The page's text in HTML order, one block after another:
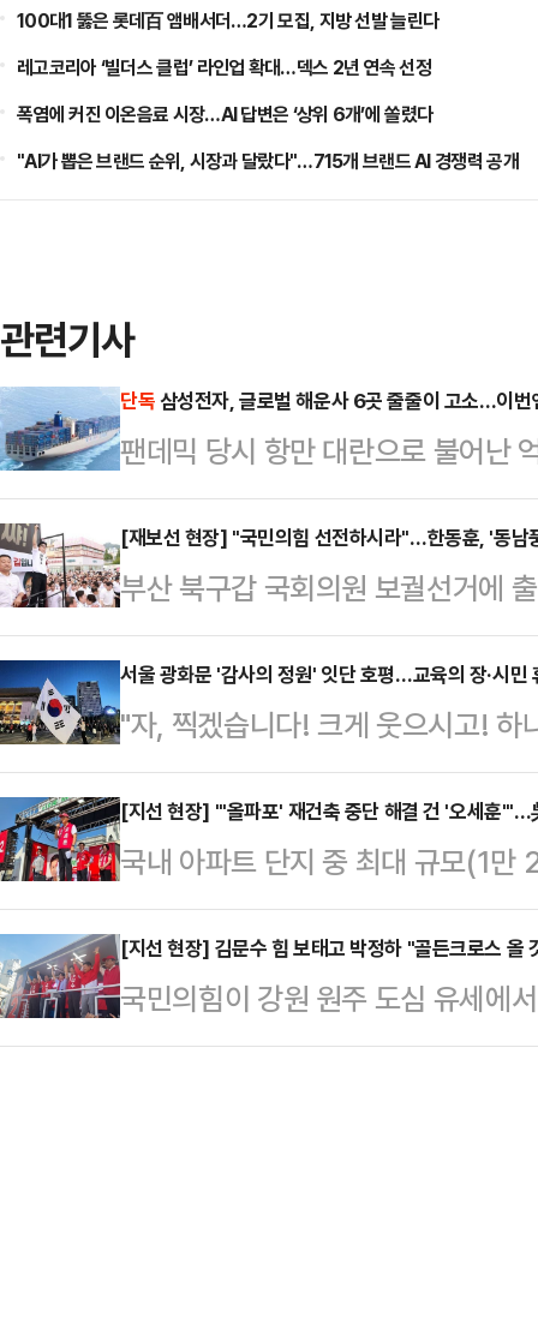
100대1 뚫은 롯데百 앰배서더…2기 모집, 지방 선발 늘린다
레고코리아 ‘빌더스 클럽’ 라인업 확대…덱스 2년 연속 선정
폭염에 커진 이온음료 시장…AI 답변은 ‘상위 6개’에 쏠렸다
"AI가 뽑은 브랜드 순위, 시장과 달랐다"…715개 브랜드 AI 경쟁력 공개
관련기사
단독삼성전자, 글로벌 해운사 6곳 줄줄이 고소…이번
팬데믹 당시 항만 대란으로 불어난
법인과 글로벌 해운사 간 법정 공
한 비용 청구에 맞서 글로벌 선사들
서는 수백만 달러 규모의 배상 명령
르면 삼성전자 미국법인
대만계 해운사 완하이 라인(Wan
회(FMC)에 고소장을 접수했다.
[재보선 현장] "국민의힘 선전하시라"…한동훈, '동남
부산 북구갑 국회의원 보궐선거에
의힘 수석최고위원의 '하정우 화이
보들을 향한 응원의 메시지를 내며
는 24일 부산 사상구에 위치한 운
식에 기반한 보수 재건을 바라고,
들도 있다"며 이같이 말했다.이어 "
후보들 화이팅"이라며 "더욱더 힘
신 수석최고위원이 박민…
서울 광화문 '감사의 정원' 잇단 호평…교육의 장·시
"자, 찍겠습니다! 크게 웃으시고!
쪽으로 완전히 넘어간 서울 광화문
여 대형 태극기를 배경으로 감사의
을 촬영·제공해주고 있었다.가로
가로 4.5m·세로 3m 크기의 '1호'
로 시민들은 봄날의 추억과 함께
다.이번 이벤트를 기획한 장용주씨
[지선 현장] "'올파포' 재건축 중단 해결 건 '오세훈'"…
국내 아파트 단지 중 최대 규모(1
표심이 어디로 향할지 관심이 쏠리
주당이 앞선 곳이지만, 이 단지가
부동산 민심이 핵심 변수로 꼽히는
지 주목된다.오 후보는 24일 오후
[지선 현장] 김문수 힘 보태고 박정하 "골든크로스 올
국민의힘이 강원 원주 도심 유세에
거전 기세를 끌어올렸다.김진태 국